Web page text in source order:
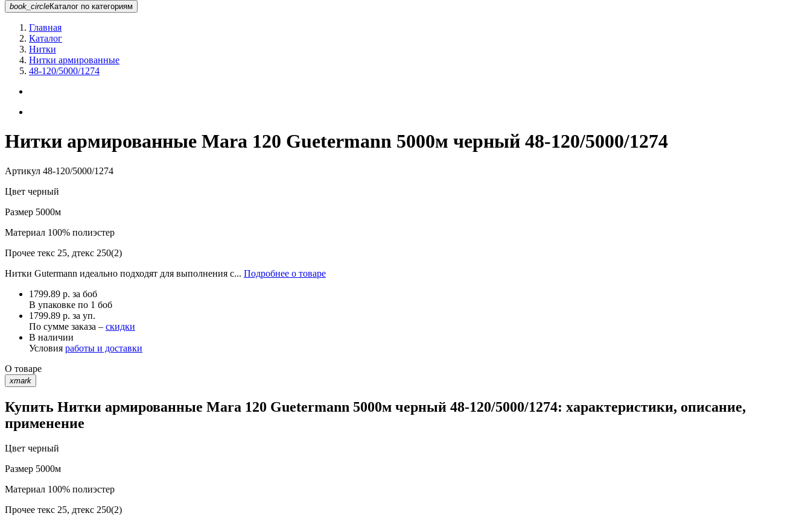
book_circleКаталог по категориям
Главная
Каталог
Нитки
Нитки армированные
48-120/5000/1274
Нитки армированные Mara 120 Guetermann 5000м черный 48-120/5000/1274
Артикул 48-120/5000/1274
Цвет черный
Размер 5000м
Материал 100% полиэстер
Прочее текс 25, дтекс 250(2)
Нитки Gutermann идеально подходят для выполнения с... Подробнее о товаре
1799.89 р. за боб
В упаковке по 1 боб
1799.89 р. за уп.
По сумме заказа – скидки
В наличии
Условия работы и доставки
О товаре
xmark
Купить Нитки армированные Mara 120 Guetermann 5000м черный 48-120/5000/1274: характеристики, описание,
применение
Цвет черный
Размер 5000м
Материал 100% полиэстер
Прочее текс 25, дтекс 250(2)